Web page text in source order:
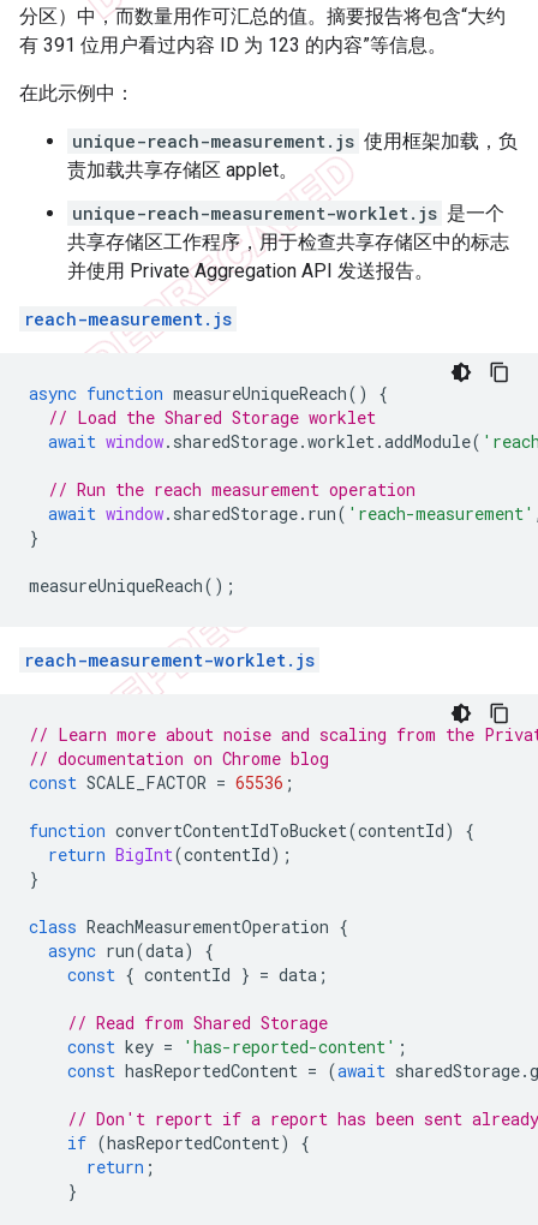
分区）中，而数量用作可汇总的值。摘要报告将包含“大约
有 391 位用户看过内容 ID 为 123 的内容”等信息。
在此示例中：
unique-reach-measurement.js 使用框架加载，负
责加载共享存储区 applet。
unique-reach-measurement-worklet.js 是一个
共享存储区工作程序，用于检查共享存储区中的标志
并使用 Private Aggregation API 发送报告。
reach-measurement.js
async function measureUniqueReach()
{
// Load the Shared Storage worklet
await window. sharedStorage.worklet .addModule(
// Run the reach measurement operation
await window. sharedStorage. run( 'reach-measurement'
}
measureUniqueReach();
reach-measurement-worklet.js
// Learn more about noise and scaling from the
// documentation on Chrome blog
const SCALE_FACTOR = 65536 ;
function convertContentIdToBucket(contentId)
{
return BigInt(contentId);
}
class ReachMeasurementOperation {
async run(data)
{
const { contentId } = data ;
// Read from Shared Storage
const key = 'has-reported-content' ;
const hasReportedContent = (await sharedStorage.
// Don't report if a report has been sent already
if (hasReportedContent)
{
return ;
}